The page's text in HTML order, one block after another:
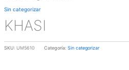
Sin categorizar
KHASI
SKU: UM5610 Categoría: Sin categorizar